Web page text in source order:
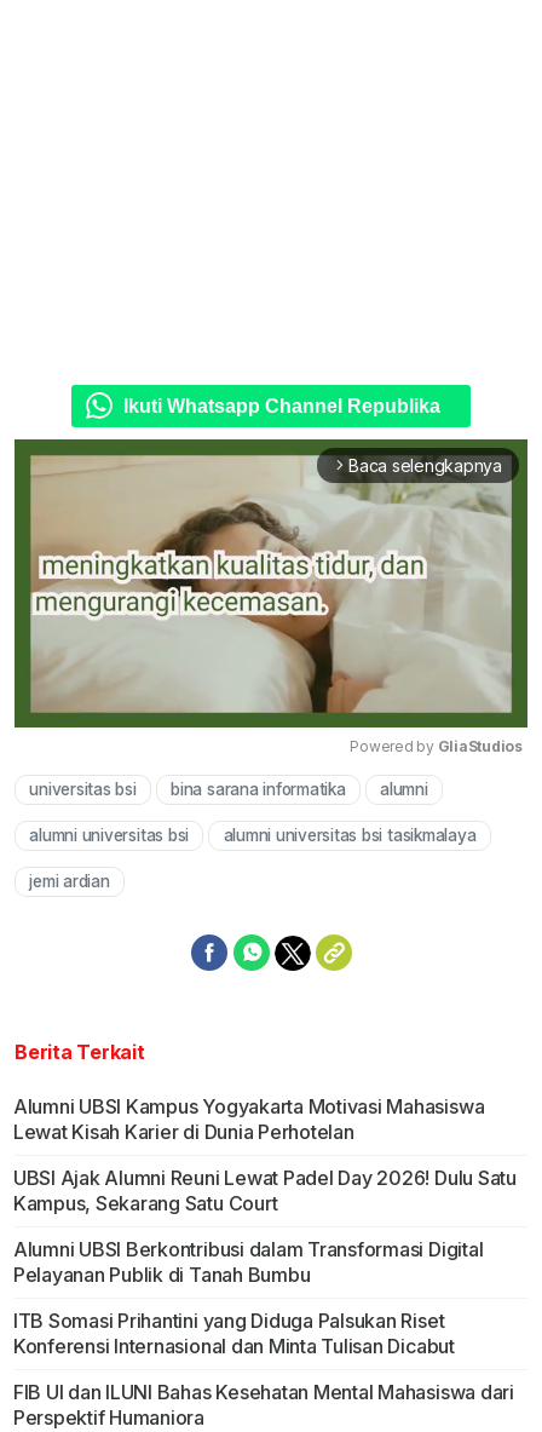
Ikuti Whatsapp Channel Republika
arrow_forward_ios Baca selengkapnya
Mute
Powered by GliaStudios
universitas bsi bina sarana informatika alumni
alumni universitas bsi alumni universitas bsi tasikmalaya
jemi ardian
Berita Terkait
Alumni UBSI Kampus Yogyakarta Motivasi Mahasiswa
Lewat Kisah Karier di Dunia Perhotelan
UBSI Ajak Alumni Reuni Lewat Padel Day 2026! Dulu Satu
Kampus, Sekarang Satu Court
Alumni UBSI Berkontribusi dalam Transformasi Digital
Pelayanan Publik di Tanah Bumbu
ITB Somasi Prihantini yang Diduga Palsukan Riset
Konferensi Internasional dan Minta Tulisan Dicabut
FIB UI dan ILUNI Bahas Kesehatan Mental Mahasiswa dari
Perspektif Humaniora